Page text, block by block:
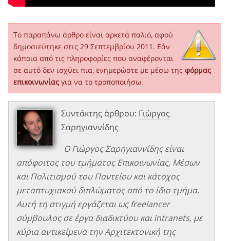
Το παραπάνω άρθρο είναι αρκετά παλιό, αφού
δημοσιεύτηκε στις 29 Σεπτεμβρίου 2011. Εάν
κάποια από τις πληροφορίες που αναφέρονται
σε αυτό δεν ισχύει πια, ενημερώστε με μέσω της φόρμας
επικοινωνίας για να το τροποποιήσω.
Συντάκτης άρθρου: Γιώργος
Σαρηγιαννίδης
Ο Γιώργος Σαρηγιαννίδης είναι
απόφοιτος του τμήματος Επικοινωνίας, Μέσων
και Πολιτισμού του Παντείου και κάτοχος
μεταπτυχιακού διπλώματος από το ίδιο τμήμα.
Αυτή τη στιγμή εργάζεται ως freelancer
σύμβουλος σε έργα διαδικτύου και intranets, με
κύρια αντικείμενα την Αρχιτεκτονική της